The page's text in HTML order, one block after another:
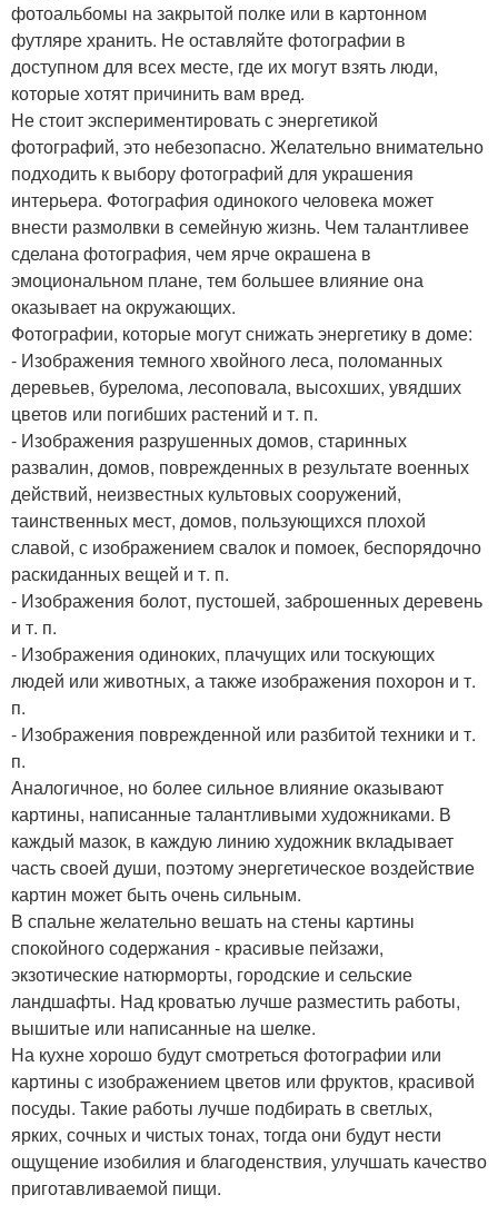
фотоальбомы на закрытой полке или в картонном
футляре хранить. Не оставляйте фотографии в
доступном для всех месте, где их могут взять люди,
которые хотят причинить вам вред.
Не стоит экспериментировать с энергетикой
фотографий, это небезопасно. Желательно внимательно
подходить к выбору фотографий для украшения
интерьера. Фотография одинокого человека может
внести размолвки в семейную жизнь. Чем талантливее
сделана фотография, чем ярче окрашена в
эмоциональном плане, тем большее влияние она
оказывает на окружающих.
Фотографии, которые могут снижать энергетику в доме:
- Изображения темного хвойного леса, поломанных
деревьев, бурелома, лесоповала, высохших, увядших
цветов или погибших растений и т. п.
- Изображения разрушенных домов, старинных
развалин, домов, поврежденных в результате военных
действий, неизвестных культовых сооружений,
таинственных мест, домов, пользующихся плохой
славой, с изображением свалок и помоек, беспорядочно
раскиданных вещей и т. п.
- Изображения болот, пустошей, заброшенных деревень
и т. п.
- Изображения одиноких, плачущих или тоскующих
людей или животных, а также изображения похорон и т.
п.
- Изображения поврежденной или разбитой техники и т.
п.
Аналогичное, но более сильное влияние оказывают
картины, написанные талантливыми художниками. В
каждый мазок, в каждую линию художник вкладывает
часть своей души, поэтому энергетическое воздействие
картин может быть очень сильным.
В спальне желательно вешать на стены картины
спокойного содержания - красивые пейзажи,
экзотические натюрморты, городские и сельские
ландшафты. Над кроватью лучше разместить работы,
вышитые или написанные на шелке.
На кухне хорошо будут смотреться фотографии или
картины с изображением цветов или фруктов, красивой
посуды. Такие работы лучше подбирать в светлых,
ярких, сочных и чистых тонах, тогда они будут нести
ощущение изобилия и благоденствия, улучшать качество
приготавливаемой пищи.